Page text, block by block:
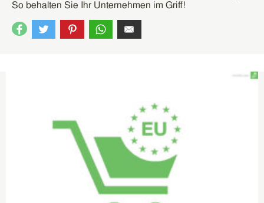
So behalten Sie Ihr Unternehmen im Griff!